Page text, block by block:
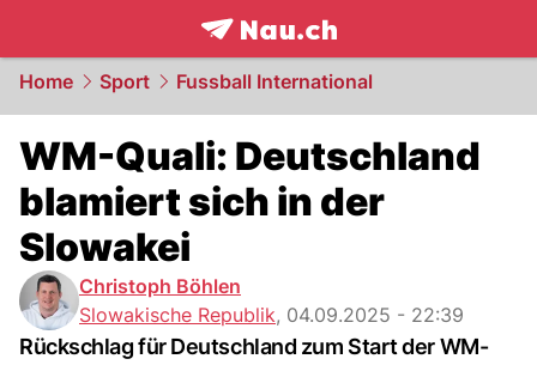
frontpage.NAU.ch
Home Sport Fussball International
WM-Quali: Deutschland
blamiert sich in der
Slowakei
Christoph Böhlen
Slowakische Republik, 04.09.2025 - 22:39
Rückschlag für Deutschland zum Start der WM-